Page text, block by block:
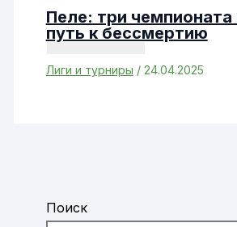
Пеле: три чемпионата
путь к бессмертию
Лиги и турниры / 24.04.2025
Поиск